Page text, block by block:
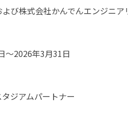
び株式会社かんでんエンジニア
～2026年3月31日
ジアムパートナー